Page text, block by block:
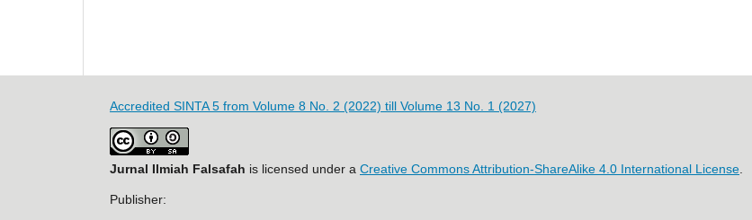
Accredited SINTA 5 from Volume 8 No. 2 (2022) till Volume 13 No. 1 (2027)
Jurnal Ilmiah Falsafah is licensed under a Creative Commons Attribution-ShareAlike 4.0 International License
Publisher: